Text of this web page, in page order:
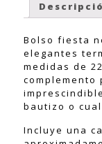
Bolso fiesta
elegantes
medidas de
bautizo o
Incluye una